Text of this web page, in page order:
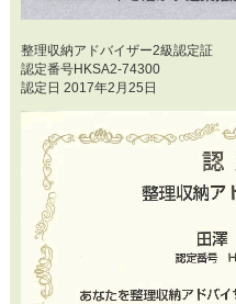
整理収納アドバイザー2級認定証
認定番号HKSA2-74300
認定日 2017年2月25日